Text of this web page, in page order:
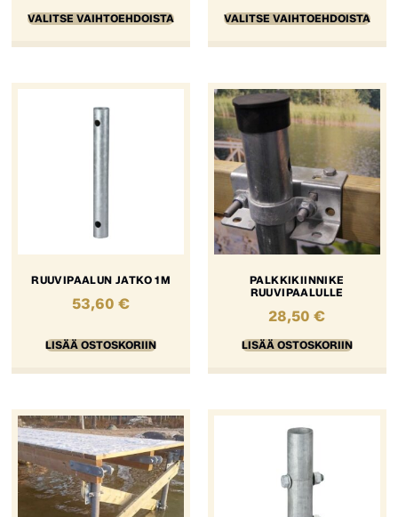
VALITSE VAIHTOEHDOISTA VALITSE VAIHTOEHDOISTA
RUUVIPAALUN JATKO 1M
53,60€
LISÄÄ OSTOSKORIIN
PALKKIKIINNIKE
RUUVIPAALULLE
28,50€
LISÄÄ OSTOSKORIIN